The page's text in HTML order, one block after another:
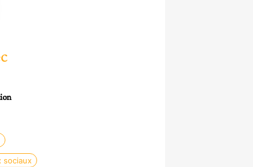
sociaux